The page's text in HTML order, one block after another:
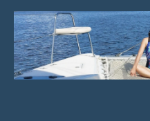
Skip
content